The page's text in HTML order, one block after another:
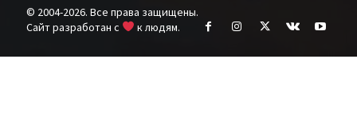
© 2004-2026. Все права защищены.
Cайт разработан с
к людям.